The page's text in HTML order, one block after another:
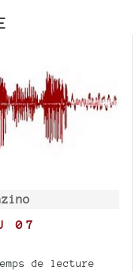
07
de lecture